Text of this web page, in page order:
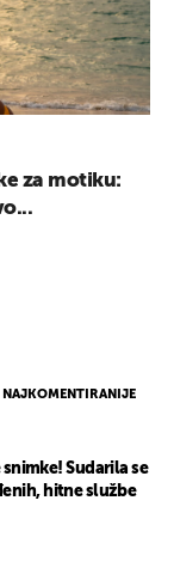
NAJKOMENTIRANIJE
snimke! Sudarila se
hitne službe
za motiku: